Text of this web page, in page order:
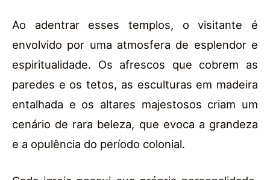
Ao adentrar esses templos, o visitante é
envolvido por uma atmosfera de esplendor e
espiritualidade. Os afrescos que cobrem as
paredes e os tetos, as esculturas em madeira
entalhada e os altares majestosos criam um
cenário de rara beleza, que evoca a grandeza
e a opulência do período colonial.